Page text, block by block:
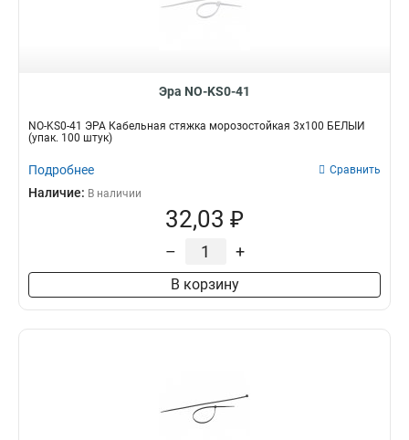
Эра NO-KS0-41
NO-KS0-41 ЭРА Кабельная стяжка морозостойкая 3x100 БЕЛЫЙ
(упак. 100 штук)
Подробнее Сравнить
Наличие: В наличии
32,03 ₽
– +
В корзину